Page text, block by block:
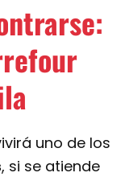
uno de los
, si se atiende